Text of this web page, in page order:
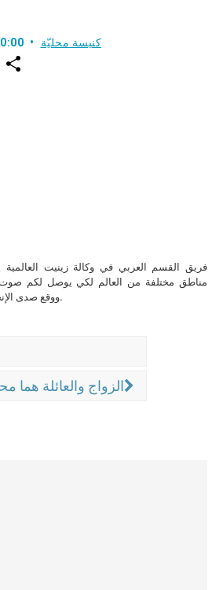
كنيسة محليّة
w
فريق القسم العربي في وكالة زينيت
مناطق مختلفة من العالم لكي يوصل لكم صوت
ووقع صدى الإنجيل الحي.
الزواج والعائلة هما